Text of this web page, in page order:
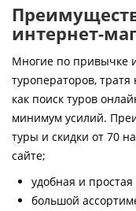
интернет-
Многие по привычке
туроператоров,
как поиск туров
минимум усилий.
туры и скидки от 70
сайте;
удобная и
большой